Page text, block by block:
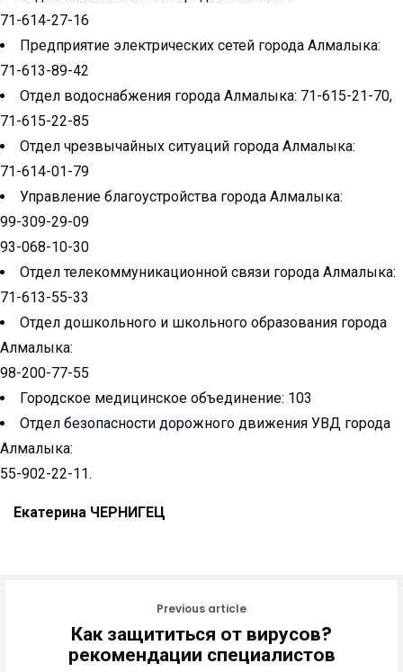
71-614-27-16
Предприятие электрических сетей города Алмалыка:
71-613-89-42
Отдел водоснабжения города Алмалыка: 71-615-21-70,
71-615-22-85
Отдел чрезвычайных ситуаций города Алмалыка:
71-614-01-79
Управление благоустройства города Алмалыка:
99-309-29-09
93-068-10-30
Отдел телекоммуникационной связи города Алмалыка:
71-613-55-33
Отдел дошкольного и школьного образования города
Алмалыка:
98-200-77-55
Городское медицинское объединение: 103
Отдел безопасности дорожного движения УВД города
Алмалыка:
55-902-22-11.
Екатерина ЧЕРНИГЕЦ
Previous article
Как защититься от вирусов?
рекомендации специалистов